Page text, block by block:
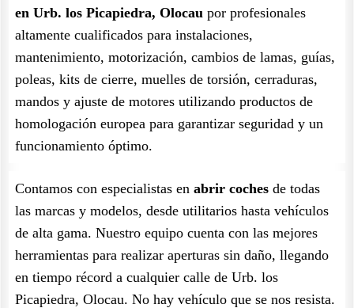
en Urb. los Picapiedra, Olocau por profesionales
altamente cualificados para instalaciones,
mantenimiento, motorización, cambios de lamas, guías,
poleas, kits de cierre, muelles de torsión, cerraduras,
mandos y ajuste de motores utilizando productos de
homologación europea para garantizar seguridad y un
funcionamiento óptimo.
Contamos con especialistas en abrir coches de todas
las marcas y modelos, desde utilitarios hasta vehículos
de alta gama. Nuestro equipo cuenta con las mejores
herramientas para realizar aperturas sin daño, llegando
en tiempo récord a cualquier calle de Urb. los
Picapiedra, Olocau. No hay vehículo que se nos resista.